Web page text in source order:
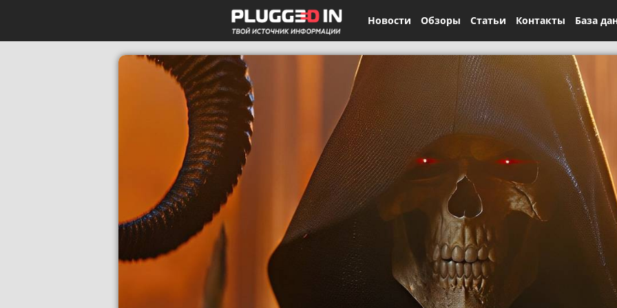
Новости Обзоры Статьи Контакты База